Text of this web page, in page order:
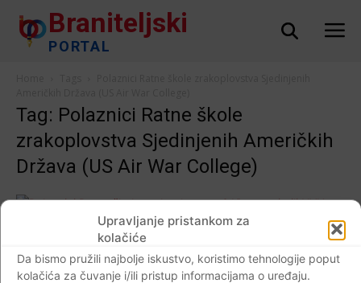
Upravljanje pristankom za
kolačiće
Da bismo pružili najbolje iskustvo, koristimo tehnologije poput
kolačića za čuvanje i/ili pristup informacijama o uređaju.
Braniteljski
PORTAL
Tag: Polaznici Ratne škole
zrakoplovstva Sjedinjenih Američkih
Država (US Air War College)
Polaznici Ratne škole zrakoplovstva SAD-a
posjetili HVU “Dr. Franjo Tuđman”…